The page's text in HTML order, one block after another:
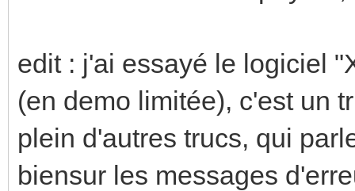
edit : j'ai essayé le logiciel
(en demo limitée), c'est un
plein d'autres trucs, qui
biensur les messages